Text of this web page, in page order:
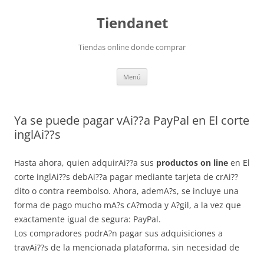
Tiendanet
Tiendas online donde comprar
Menú
Ya se puede pagar vAi??a PayPal en El corte
inglAi??s
Hasta ahora, quien adquirAi??a sus productos on line en El
corte inglAi??s debAi??a pagar mediante tarjeta de crAi??
dito o contra reembolso. Ahora, ademA?s, se incluye una
forma de pago mucho mA?s cA?moda y A?gil, a la vez que
exactamente igual de segura: PayPal.
Los compradores podrA?n pagar sus adquisiciones a
travAi??s de la mencionada plataforma, sin necesidad de